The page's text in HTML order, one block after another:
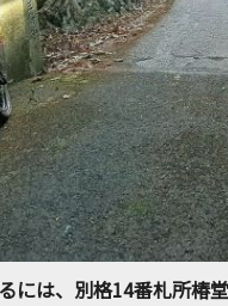
には、別格14番札所椿